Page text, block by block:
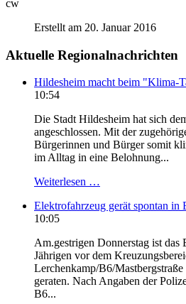
cw
Erstellt am 20. Januar 2016
Aktuelle Regionalnachrichten
Hildesheim macht beim "Klima-
10:54
Die Stadt Hildesheim hat sich
angeschlossen. Mit der
Bürgerinnen und Bürger somit
im Alltag in eine Belohnung...
Weiterlesen …
Elektrofahrzeug gerät spontan in
10:05
Am.gestrigen Donnerstag ist das
Jährigen vor dem
Lerchenkamp/B6/
geraten. Nach Angaben der
B6...